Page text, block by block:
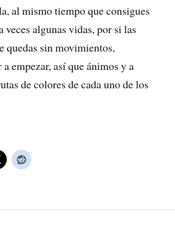
al mismo tiempo que consigues
algunas vidas, por si las
quedas sin movimientos,
empezar, así que ánimos y a
de colores de cada uno de los